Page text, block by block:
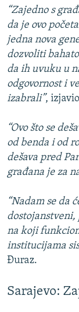
“Zajedno s
da je ovo
jedna nova
dozvoliti
da ih uvuku u
odgovornost i
izabrali”,
“Ovo što se
od benda i od
dešava pred
građana je za
“Nadam se da
dostojanstveni,
na koji
institucijama
Đuraz.
Sarajevo: